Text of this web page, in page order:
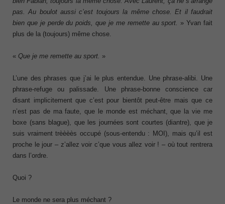
pas. Au boulot aussi c’est toujours la même chose. Et il faudrait
bien que je perde du poids, que je me remette au sport.
» Yvan fait
plus de la (toujours) même chose.
« Que je me remette au sport. »
L’une des phrases que j’ai le plus entendue. Une phrase-alibi. Une
phrase-refuge ou palissade. Une phrase-bonne conscience car
disant implicitement que c’est pour bientôt peut-être mais que ce
n’est pas de ma faute, que le monde est méchant, que la vie me
boxe (sans blague), que les journées sont courtes (diantre), que je
suis vraiment trèèèès occupé (sous-entendu : MOI), mais qu’il est
proche le jour – z’allez voir c’que vous allez voir ! – où tout rentrera
dans l’ordre.
Quoi ?
Le monde ne sera plus méchant ?